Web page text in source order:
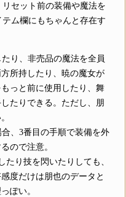
セット前の装備や魔法を
ム欄にもちゃんと存在す
り、非売品の魔法を全員
所持したり、暁の魔女が
っと前に使用したり、舞
たりできる。ただし、朋
、3番目の手順で装備を外
ので注意。
り技を閃いたりしても、
度だけは朋也のデータと
ぽい。